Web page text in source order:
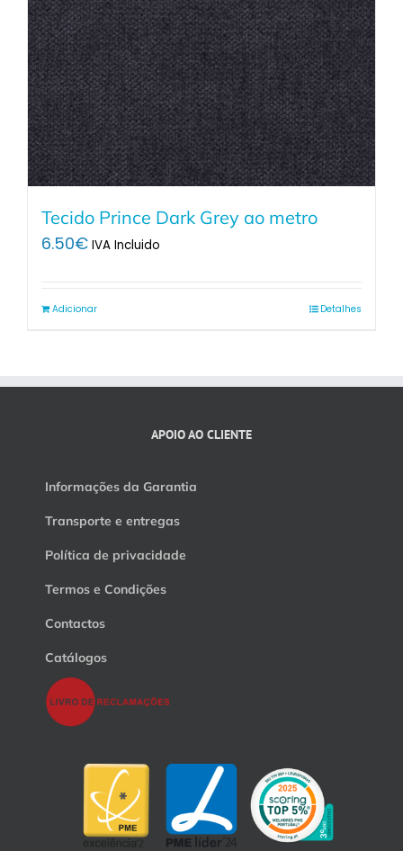
Tecido Prince Dark Grey ao metro
6.50€ IVA Incluido
Adicionar Detalhes
APOIO AO CLIENTE
Informações da Garantia
Transporte e entregas
Política de privacidade
Termos e Condições
Contactos
Catálogos